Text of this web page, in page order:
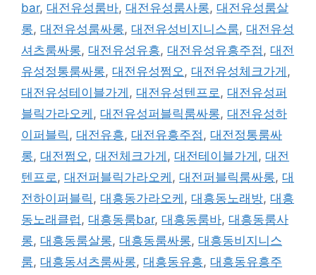
bar, 대전유성룸바, 대전유성룸사롱, 대전유성룸살
롱, 대전유성룸싸롱, 대전유성비지니스룸, 대전유성
셔츠룸싸롱, 대전유성유흥, 대전유성유흥주점, 대전
유성정통룸싸롱, 대전유성쩜오, 대전유성체크가게 ,
대전유성테이블가게 , 대전유성텐프로, 대전유성퍼
블릭가라오케 , 대전유성퍼블릭룸싸롱, 대전유성하
이퍼블릭, 대전유흥, 대전유흥주점, 대전정통룸싸
롱, 대전쩜오, 대전체크가게 , 대전테이블가게 , 대전
텐프로, 대전퍼블릭가라오케 , 대전퍼블릭룸싸롱, 대
전하이퍼블릭, 대흥동가라오케 , 대흥동노래방, 대흥
동노래클럽, 대흥동룸bar, 대흥동룸바, 대흥동룸사
롱, 대흥동룸살롱, 대흥동룸싸롱, 대흥동비지니스
룸, 대흥동셔츠룸싸롱, 대흥동유흥, 대흥동유흥주